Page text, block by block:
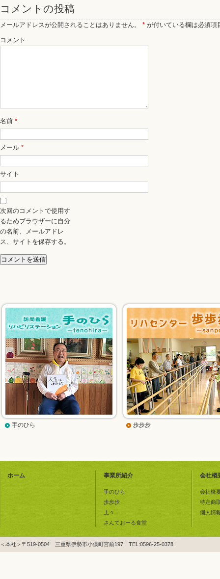
コメントの投稿
メールアドレスが公開されることはありません。 * が付いている欄は必須項
コメント
名前 *
メール *
サイト
次回のコメントで使用す
るためブラウザーに自分
の名前、メールアドレ
ス、サイトを保存する。
手のひら 歩歩歩
ホーム 事業所紹介
手のひら
歩歩歩
上々
さんておーる食堂
会社概
会社概
特定商
個人情
＜本社＞〒519-0504 三重県伊勢市小俣町宮前197 TEL:0596-25-0378